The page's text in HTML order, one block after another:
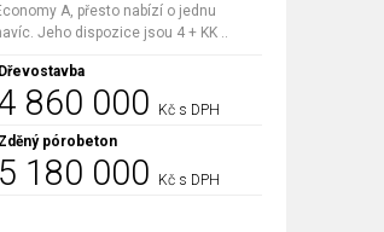
A, přesto nabízí o jednu
Jeho dispozice jsou 4 + KK ..
Dřevostavba
860 000
Kč s DPH
Zděný pórobeton
5 180 000 Kč s DPH